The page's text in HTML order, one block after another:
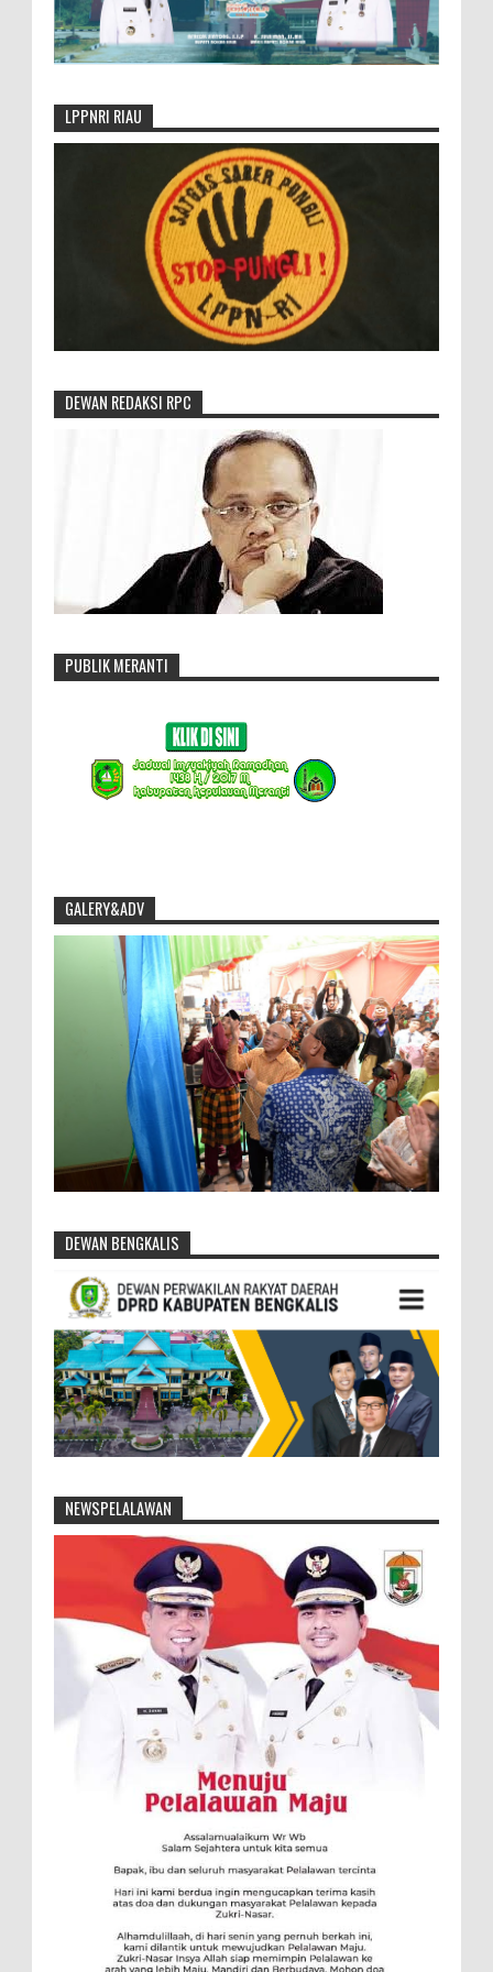
LPPNRI RIAU
DEWAN REDAKSI RPC
PUBLIK MERANTI
GALERY&ADV
DEWAN BENGKALIS
NEWSPELALAWAN